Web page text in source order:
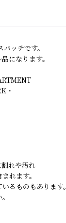
ッチです。
になります。
・
れや汚れ
れます。
るものもあります。